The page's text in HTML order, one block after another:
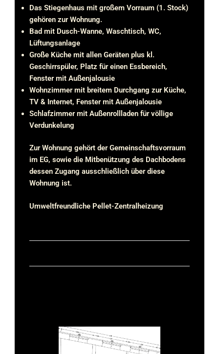
Das Stiegenhaus mit großem Vorraum (1. Stock)
gehören zur Wohnung.
Bad mit Dusch-Wanne, Waschtisch, WC,
Lüftungsanlage
Große Küche mit allen Geräten plus kl.
Geschirrspüler, Platz für einen Essbereich,
Fenster mit Außenjalousie
Wohnzimmer mit breitem Durchgang zur Küche,
TV & Internet, Fenster mit Außenjalousie
Schlafzimmer mit Außenrollladen für völlige
Verdunkelung
Zur Wohnung gehört der Gemeinschaftsvorraum
im EG, sowie die Mitbenützung des Dachbodens
dessen Zugang ausschließlich über diese
Wohnung ist.
Umweltfreundliche Pellet-Zentralheizung